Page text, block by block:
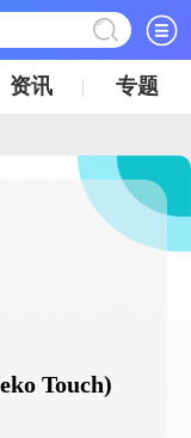
资讯 专题
Touch)